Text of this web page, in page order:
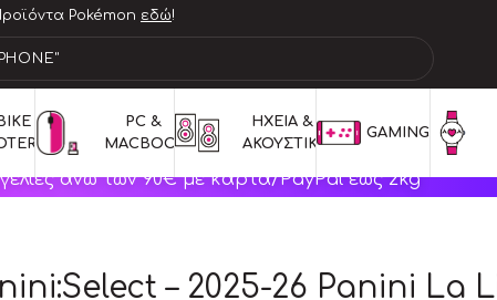
Pokémon εδώ!
&
PC &
MACBOOK
ΗΧΕΙΑ &
ΑΚΟΥΣΤΙΚΑ
GAMING
άνω των 90€ με κάρτα/PayPal έως 2kg
– 2025-26 Panini La